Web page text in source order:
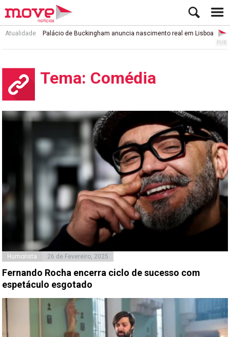
Atualidade Palácio de Buckingham anuncia nascimento real em Lisboa
Tema: Comédia
Humorista 26 de Fevereiro, 2025
Fernando Rocha encerra ciclo de sucesso com
espetáculo esgotado